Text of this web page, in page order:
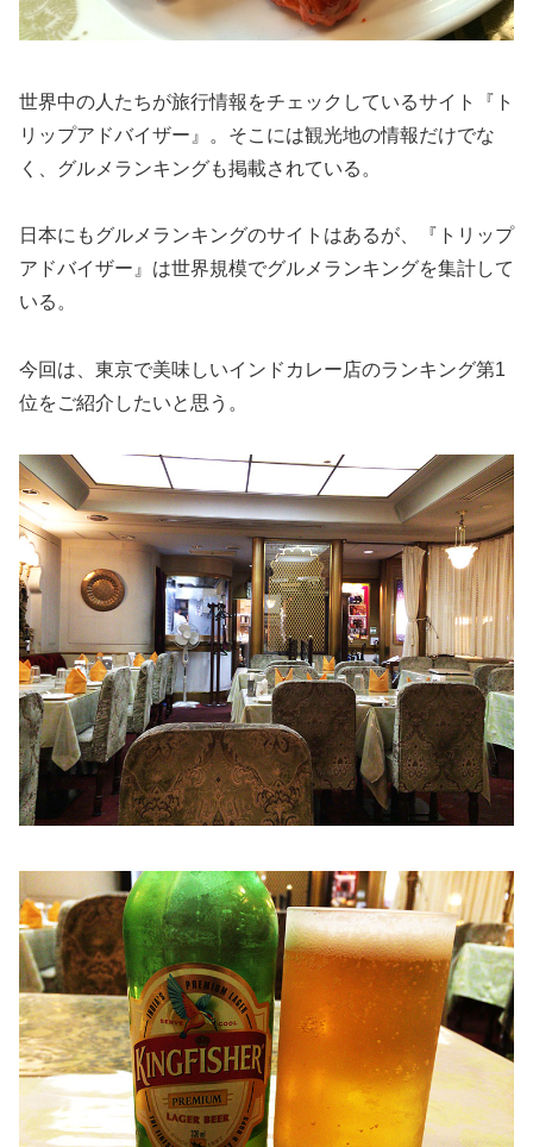
世界中の人たちが旅行情報をチェックしているサイト『ト
リップアドバイザー』。そこには観光地の情報だけでな
く、グルメランキングも掲載されている。
日本にもグルメランキングのサイトはあるが、『トリップ
アドバイザー』は世界規模でグルメランキングを集計して
いる。
今回は、東京で美味しいインドカレー店のランキング第1
位をご紹介したいと思う。